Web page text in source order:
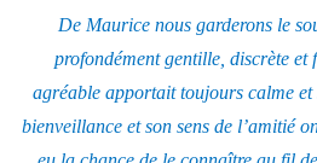
De Maurice nous garderons le
profondément gentille, discrète et
agréable apportait toujours calme et
bienveillance et son sens de l’amitié